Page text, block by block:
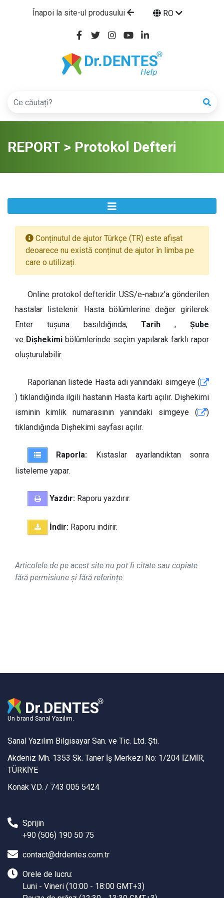
Înapoi la site-ul produsului RO
REPORT > Protokol Defteri
Conținutul de ajutor Türkçe (TR) este afișat
deoarece nu există conținut de ajutor în limba pe
care o utilizați.
Online protokol defteridir. USS/e-nabız'a gönderilen
hastalar listelenir. Hasta bölümlerine değer girilerek
Enter tuşuna basıldığında,Tarih ,Şube
ve Dişhekimibölümlerinde seçim yapılarak farklı rapor
oluşturulabilir.
Raporlanan listede Hasta adı yanındaki simgeye (
) tıklandığında ilgili hastanın Hasta kartı açılır. Dişhekimi
isminin kimlik numarasının yanındaki simgeye (
)
tıklandığında Dişhekimi sayfası açılır.
Raporla: Kıstaslar ayarlandıktan sonra
listeleme yapar.
Yazdır: Raporu yazdırır.
İndir: Raporu indirir.
Articolele de pe acest site nu pot fi citate sau copiate
fără permisiune și fără referințe.
Un brand Sanal Yazılım.
Sanal Yazılım Bilgisayar San. ve Tic. Ltd. Şti.
Akdeniz Mh. 1353 Sk. Taner İş Merkezi No: 1/204 İZMİR,
TÜRKİYE
Konak V.D. / 743 005 5424
Sprijin
+90 (506) 190 50 75
contact@drdentes.com.tr
Orele de lucru:
Luni - Vineri (10:00 - 18:00 GMT+3)